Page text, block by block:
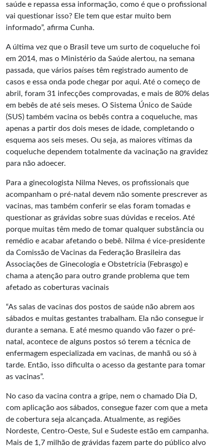
saúde e repassa essa informação, como é que o profissional
vai questionar isso? Ele tem que estar muito bem
informado”, afirma Cunha.
A última vez que o Brasil teve um surto de coqueluche foi
em 2014, mas o Ministério da Saúde alertou, na semana
passada, que vários países têm registrado aumento de
casos e essa onda pode chegar por aqui. Até o começo de
abril, foram 31 infecções comprovadas, e mais de 80% delas
em bebês de até seis meses. O Sistema Único de Saúde
(SUS) também vacina os bebês contra a coqueluche, mas
apenas a partir dos dois meses de idade, completando o
esquema aos seis meses. Ou seja, as maiores vítimas da
coqueluche dependem totalmente da vacinação na gravidez
para não adoecer.
Para a ginecologista Nilma Neves, os profissionais que
acompanham o pré-natal devem não somente prescrever as
vacinas, mas também conferir se elas foram tomadas e
questionar as grávidas sobre suas dúvidas e receios. Até
porque muitas têm medo de tomar qualquer substância ou
remédio e acabar afetando o bebê. Nilma é vice-presidente
da Comissão de Vacinas da Federação Brasileira das
Associações de Ginecologia e Obstetrícia (Febrasgo) e
chama a atenção para outro grande problema que tem
afetado as coberturas vacinais
“As salas de vacinas dos postos de saúde não abrem aos
sábados e muitas gestantes trabalham. Ela não consegue ir
durante a semana. E até mesmo quando vão fazer o pré-
natal, acontece de alguns postos só terem a técnica de
enfermagem especializada em vacinas, de manhã ou só à
tarde. Então, isso dificulta o acesso da gestante para tomar
as vacinas”.
No caso da vacina contra a gripe, nem o chamado Dia D,
com aplicação aos sábados, consegue fazer com que a meta
de cobertura seja alcançada. Atualmente, as regiões
Nordeste, Centro-Oeste, Sul e Sudeste estão em campanha.
Mais de 1,7 milhão de grávidas fazem parte do público alvo